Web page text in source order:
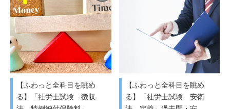
【ふわっと全科目を眺め
る】「社労士試験 徴収
【ふわっと全科目を眺め
る】「社労士試験 安衛